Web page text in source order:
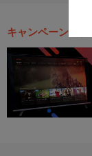
キャンペーン・お